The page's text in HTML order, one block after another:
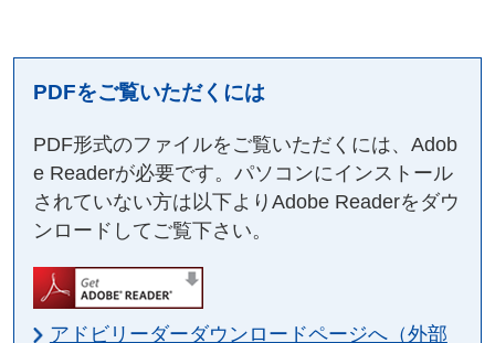
PDFをご覧いただくには
PDF形式のファイルをご覧いただくには、Adob
e Readerが必要です。パソコンにインストール
されていない方は以下よりAdobe Readerをダウ
ンロードしてご覧下さい。
アドビリーダーダウンロードページへ（外部